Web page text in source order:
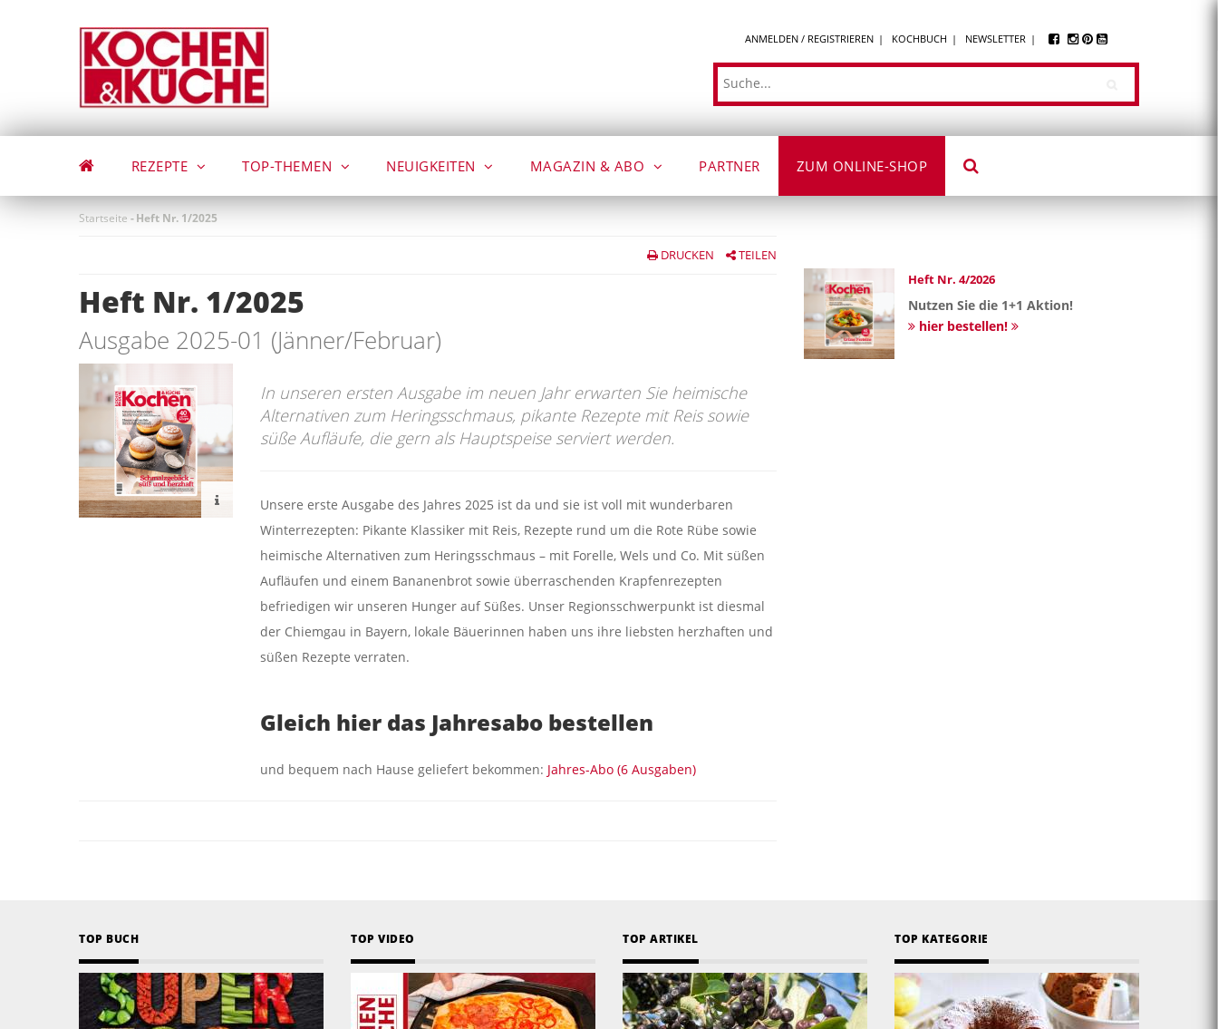
ANMELDEN / REGISTRIEREN KOCHBUCH NEWSLETTER
Suche
REZEPTE TOP-THEMEN NEUIGKEITEN MAGAZIN & ABO PARTNER ZUM ONLINE-SHOP
Startseite -Heft Nr. 1/2025
DRUCKEN TEILEN
Heft Nr. 1/2025
Ausgabe 2025-01 (Jänner/Februar)
In unseren ersten Ausgabe im neuen Jahr erwarten Sie heimische
Alternativen zum Heringsschmaus, pikante Rezepte mit Reis sowie
süße Aufläufe, die gern als Hauptspeise serviert werden.
Unsere erste Ausgabe des Jahres 2025 ist da und sie ist voll mit wunderbaren
Winterrezepten: Pikante Klassiker mit Reis, Rezepte rund um die Rote Rübe sowie
heimische Alternativen zum Heringsschmaus – mit Forelle, Wels und Co. Mit süßen
Aufläufen und einem Bananenbrot sowie überraschenden Krapfenrezepten
befriedigen wir unseren Hunger auf Süßes. Unser Regionsschwerpunkt ist diesmal
der Chiemgau in Bayern, lokale Bäuerinnen haben uns ihre liebsten herzhaften und
süßen Rezepte verraten.
Gleich hier das Jahresabo bestellen
und bequem nach Hause geliefert bekommen: Jahres-Abo (6 Ausgaben)
Heft Nr. 4/2026
Nutzen Sie die 1+1 Aktion!
hier bestellen!
TOP BUCH TOP VIDEO TOP ARTIKEL TOP KATEGORIE